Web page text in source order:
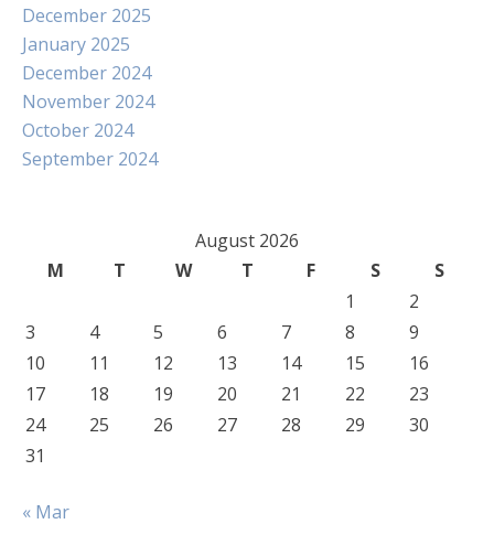
December 2025
January 2025
December 2024
November 2024
October 2024
September 2024
August 2026
M
T W T F S
S
1
2
3
4 5 6 7 8
9
10
11 12 13 14 15
16
17
18 19 20 21 22
23
24
25 26 27 28 29
30
31
« Mar